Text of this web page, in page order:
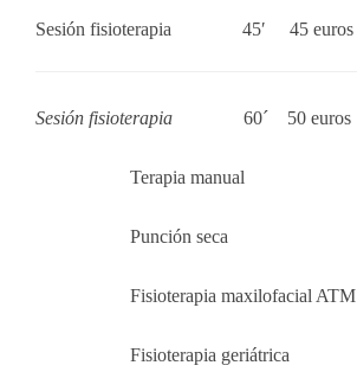
Sesión fisioterapia 45′ 45 euros
Sesión fisioterapia 60´ 50 euros
Terapia manual
Punción seca
Fisioterapia maxilofacial ATM
Fisioterapia geriátrica